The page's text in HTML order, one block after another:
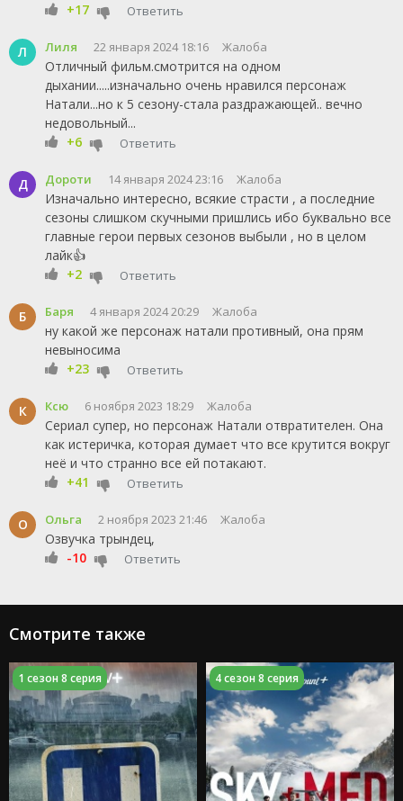
+17
Ответить
Л Лиля 22 января 2024 18:16 Жалоба
Отличный фильм.смотрится на одном
дыхании.....изначально очень нравился персонаж
Натали...но к 5 сезону-стала раздражающей.. вечно
недовольный...
+6
Ответить
Д Дороти 14 января 2024 23:16 Жалоба
Изначально интересно, всякие страсти , а последние
сезоны слишком скучными пришлись ибо буквально все
главные герои первых сезонов выбыли , но в целом
лайк👍
+2
Ответить
Б Баря 4 января 2024 20:29 Жалоба
ну какой же персонаж натали противный, она прям
невыносима
+23
Ответить
К Ксю 6 ноября 2023 18:29 Жалоба
Сериал супер, но персонаж Натали отвратителен. Она
как истеричка, которая думает что все крутится вокруг
неё и что странно все ей потакают.
+41
Ответить
О Ольга 2 ноября 2023 21:46 Жалоба
Озвучка трындец,
-10
Ответить
Смотрите также
1 сезон 8 серия 4 сезон 8 серия